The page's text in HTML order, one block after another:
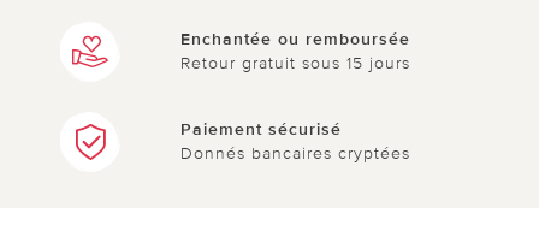
Enchantée ou remboursée
Retour gratuit sous 15 jours
Paiement sécurisé
Donnés bancaires cryptées